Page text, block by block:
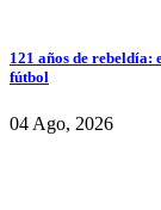
121 años de rebeldía:
fútbol
04 Ago, 2026